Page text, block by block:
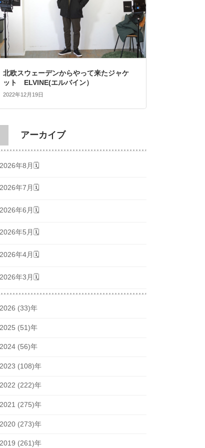
北欧スウェーデンからやって来たジャケ
ット ELVINE(エルバイン）
2022年12月19日
アーカイブ
2026年8月🗓
2026年7月🗓
2026年6月🗓
2026年5月🗓
2026年4月🗓
2026年3月🗓
2026 (33)年
2025 (51)年
2024 (56)年
2023 (108)年
2022 (222)年
2021 (275)年
2020 (273)年
2019 (261)年